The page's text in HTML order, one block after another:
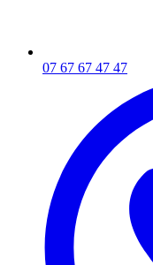
07 67 67 47 47